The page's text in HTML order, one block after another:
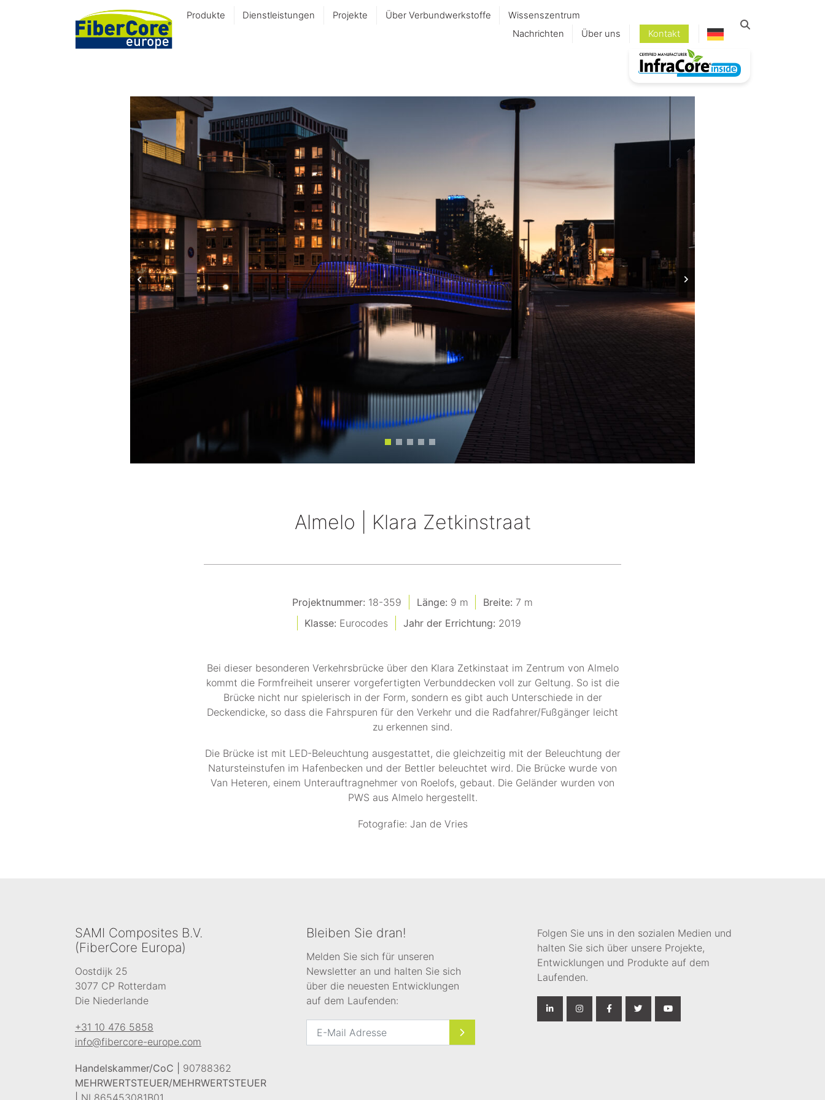
Produkte Dienstleistungen Projekte Über Verbundwerkstoffe
Wissenszentrum
Nachrichten
Über uns Kontakt
Almelo | Klara Zetkinstraat
Projektnummer: 18-359 Länge: 9 m Breite: 7 m
Klasse: Eurocodes Jahr der Errichtung: 2019
Bei dieser besonderen Verkehrsbrücke über den Klara Zetkinstaat im Zentrum von Almelo
kommt die Formfreiheit unserer vorgefertigten Verbunddecken voll zur Geltung. So ist die
Brücke nicht nur spielerisch in der Form, sondern es gibt auch Unterschiede in der
Deckendicke, so dass die Fahrspuren für den Verkehr und die Radfahrer/Fußgänger leicht
zu erkennen sind.
Die Brücke ist mit LED-Beleuchtung ausgestattet, die gleichzeitig mit der Beleuchtung der
Natursteinstufen im Hafenbecken und der Bettler beleuchtet wird. Die Brücke wurde von
Van Heteren, einem Unterauftragnehmer von Roelofs, gebaut. Die Geländer wurden von
PWS aus Almelo hergestellt.
Fotografie: Jan de Vries
SAMI Composites B.V.
(FiberCore Europa)
Oostdijk 25
3077 CP Rotterdam
Die Niederlande
+31 10 476 5858
info@fibercore-europe.com
Handelskammer/CoC | 90788362
MEHRWERTSTEUER/MEHRWERTSTEUER
Bleiben Sie dran!
Melden Sie sich für unseren
Newsletter an und halten Sie sich
über die neuesten Entwicklungen
auf dem Laufenden:
Folgen Sie uns in den sozialen Medien und
halten Sie sich über unsere Projekte,
Entwicklungen und Produkte auf dem
Laufenden.